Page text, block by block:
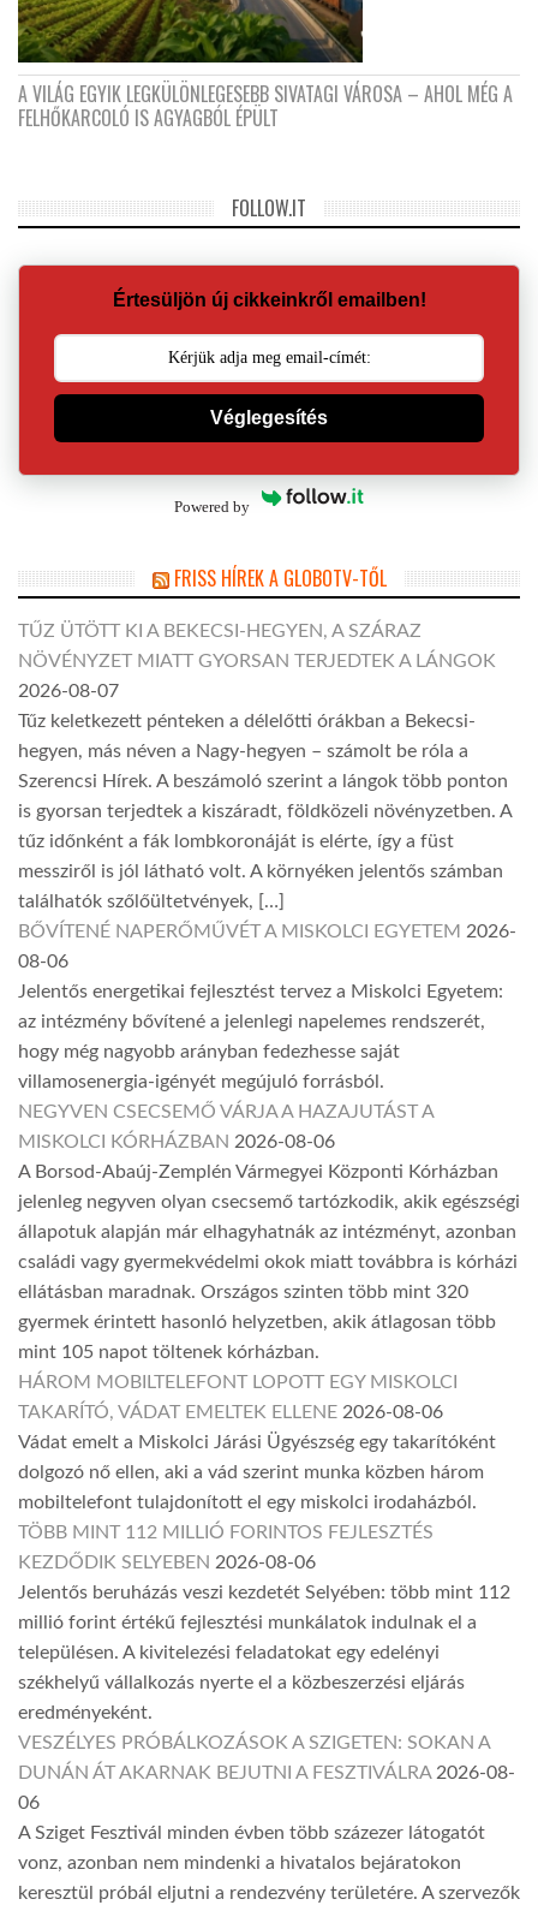
A VILÁG EGYIK LEGKÜLÖNLEGESEBB SIVATAGI VÁROSA – AHOL MÉG A
FELHŐKARCOLÓ IS AGYAGBÓL ÉPÜLT
FOLLOW.IT
Értesüljön új cikkeinkről emailben!
Véglegesítés
Powered by
FRISS HÍREK A GLOBOTV-TŐL
TŰZ ÜTÖTT KI A BEKECSI-HEGYEN, A SZÁRAZ
NÖVÉNYZET MIATT GYORSAN TERJEDTEK A LÁNGOK
2026-08-07
Tűz keletkezett pénteken a délelőtti órákban a Bekecsi-
hegyen, más néven a Nagy-hegyen – számolt be róla a
Szerencsi Hírek. A beszámoló szerint a lángok több ponton
is gyorsan terjedtek a kiszáradt, földközeli növényzetben. A
tűz időnként a fák lombkoronáját is elérte, így a füst
messziről is jól látható volt. A környéken jelentős számban
találhatók szőlőültetvények, […]
BŐVÍTENÉ NAPERŐMŰVÉT A MISKOLCI EGYETEM 2026-
08-06
Jelentős energetikai fejlesztést tervez a Miskolci Egyetem:
az intézmény bővítené a jelenlegi napelemes rendszerét,
hogy még nagyobb arányban fedezhesse saját
villamosenergia-igényét megújuló forrásból.
NEGYVEN CSECSEMŐ VÁRJA A HAZAJUTÁST A
MISKOLCI KÓRHÁZBAN 2026-08-06
A Borsod-Abaúj-Zemplén Vármegyei Központi Kórházban
jelenleg negyven olyan csecsemő tartózkodik, akik egészségi
állapotuk alapján már elhagyhatnák az intézményt, azonban
családi vagy gyermekvédelmi okok miatt továbbra is kórházi
ellátásban maradnak. Országos szinten több mint 320
gyermek érintett hasonló helyzetben, akik átlagosan több
mint 105 napot töltenek kórházban.
HÁROM MOBILTELEFONT LOPOTT EGY MISKOLCI
TAKARÍTÓ, VÁDAT EMELTEK ELLENE 2026-08-06
Vádat emelt a Miskolci Járási Ügyészség egy takarítóként
dolgozó nő ellen, aki a vád szerint munka közben három
mobiltelefont tulajdonított el egy miskolci irodaházból.
TÖBB MINT 112 MILLIÓ FORINTOS FEJLESZTÉS
KEZDŐDIK SELYEBEN 2026-08-06
Jelentős beruházás veszi kezdetét Selyében: több mint 112
millió forint értékű fejlesztési munkálatok indulnak el a
településen. A kivitelezési feladatokat egy edelényi
székhelyű vállalkozás nyerte el a közbeszerzési eljárás
eredményeként.
VESZÉLYES PRÓBÁLKOZÁSOK A SZIGETEN: SOKAN A
DUNÁN ÁT AKARNAK BEJUTNI A FESZTIVÁLRA 2026-08-
06
A Sziget Fesztivál minden évben több százezer látogatót
vonz, azonban nem mindenki a hivatalos bejáratokon
keresztül próbál eljutni a rendezvény területére. A szervezők